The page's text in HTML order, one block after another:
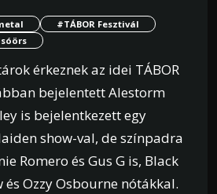
#TÁBOR Fesztivál
érkeznek az idei TÁBOR
bejelentett Alestorm
is bejelentkezett egy
show-val, de színpadra
Romero és Gus G is, Black
Ozzy Osbourne nótákkal.